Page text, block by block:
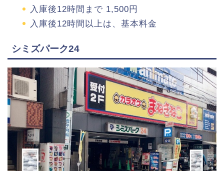
入庫後12時間まで 1,500円
入庫後12時間以上は、基本料金
シミズパーク24